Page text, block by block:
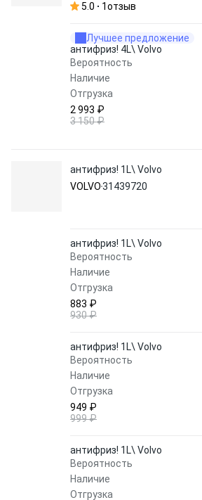
5.0 1отзыв
Лучшее предложение
антифриз! 4L\ Volvo
Вероятность
Наличие
Отгрузка
2 993 ₽
3 150 ₽
антифриз! 1L\ Volvo
VOLVO31439720
антифриз! 1L\ Volvo
Вероятность
Наличие
Отгрузка
883 ₽
930 ₽
антифриз! 1L\ Volvo
Вероятность
Наличие
Отгрузка
949 ₽
999 ₽
антифриз! 1L\ Volvo
Вероятность
Наличие
Отгрузка